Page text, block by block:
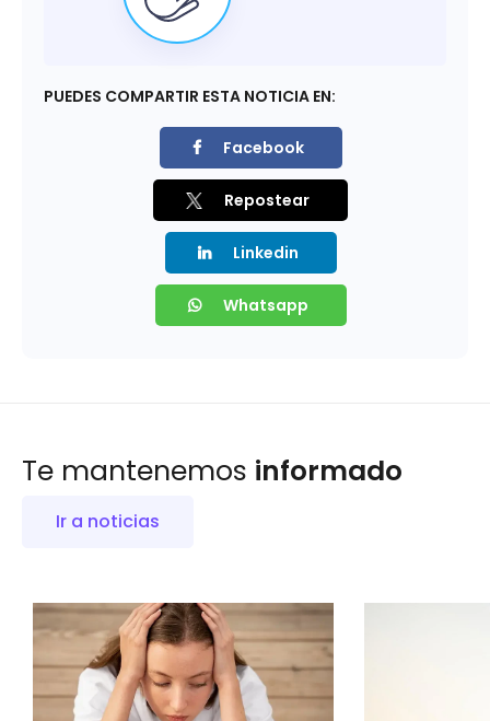
PUEDES COMPARTIR ESTA NOTICIA EN:
Facebook
Repostear
Linkedin
Whatsapp
Te mantenemos informado
Ir a noticias